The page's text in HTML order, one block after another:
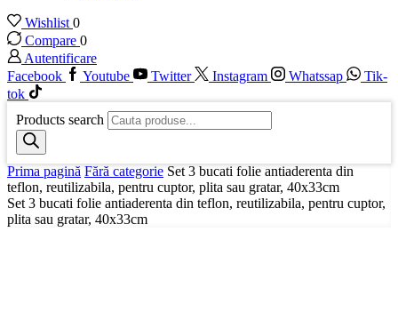
Wishlist 0
Compare 0
Autentificare
Facebook
Youtube Twitter Instagram Whatssap
Tik-
tok
Products search
Prima pagină Fără categorie Set 3 bucati folie antiaderenta din
teflon, reutilizabila, pentru cuptor, plita sau gratar, 40x33cm
Set 3 bucati folie antiaderenta din teflon, reutilizabila, pentru cuptor,
plita sau gratar, 40x33cm